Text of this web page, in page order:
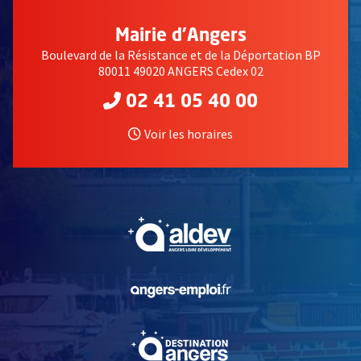
Mairie d'Angers
Boulevard de la Résistance et de la Déportation BP
80011 49020 ANGERS Cedex 02
02 41 05 40 00
Voir les horaires
, Ouvre une nouvelle